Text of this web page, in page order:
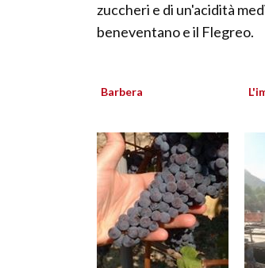
zuccheri e di un'acidità
beneventano e il Flegreo.
Barbera